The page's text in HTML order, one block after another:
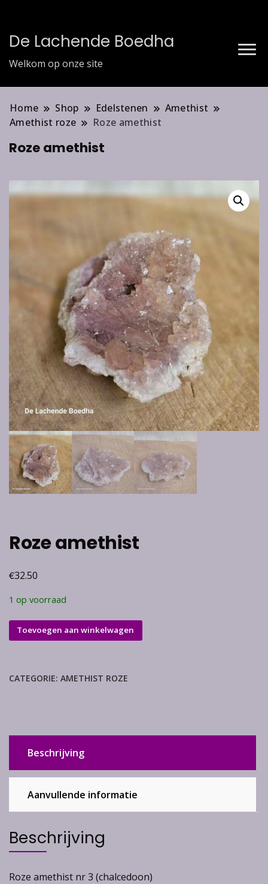
De Lachende Boedha
Welkom op onze site
Home Shop Edelstenen
Amethist
Amethist roze
Roze amethist
Roze amethist
Roze amethist
€32.50
1 op voorraad
Roze
amethist
Toevoegen aan winkelwagen
CATEGORIE: AMETHIST ROZE
Beschrijving
Aanvullende informatie
Beschrijving
Roze amethist nr 3 (chalcedoon)